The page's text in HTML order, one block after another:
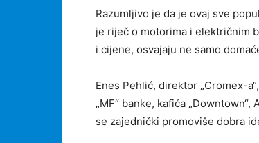
Razumljivo je da je ovaj sve
je riječ o motorima i električnim
i cijene, osvajaju ne samo
Enes Pehlić, direktor „Cromex-
„MF“ banke, kafića
se zajednički promoviše dobra